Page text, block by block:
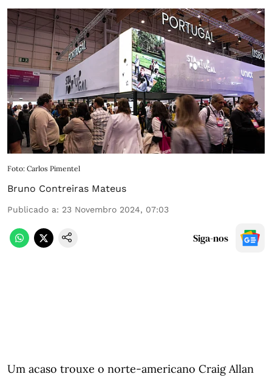
Foto: Carlos Pimentel
Bruno Contreiras Mateus
Publicado a: 23 Novembro 2024, 07:03
Siga-nos
Um acaso trouxe o norte-americano Craig Allan